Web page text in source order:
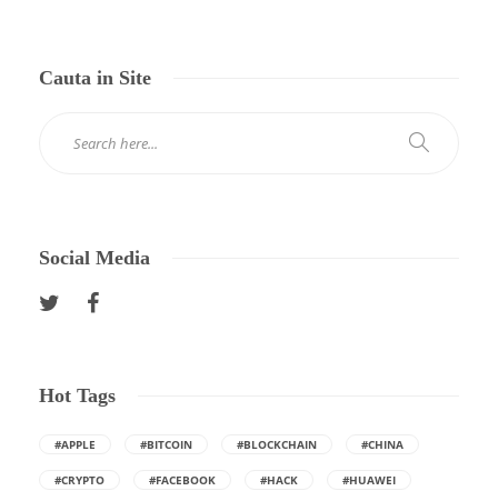
Cauta in Site
Social Media
Hot Tags
#APPLE #BITCOIN #BLOCKCHAIN #CHINA
#CRYPTO #FACEBOOK #HACK #HUAWEI